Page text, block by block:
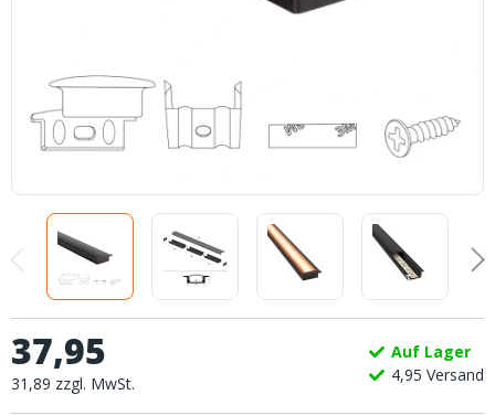
37,95
31 ,89 zzgl. MwSt.
Auf Lager
4,95 Versand